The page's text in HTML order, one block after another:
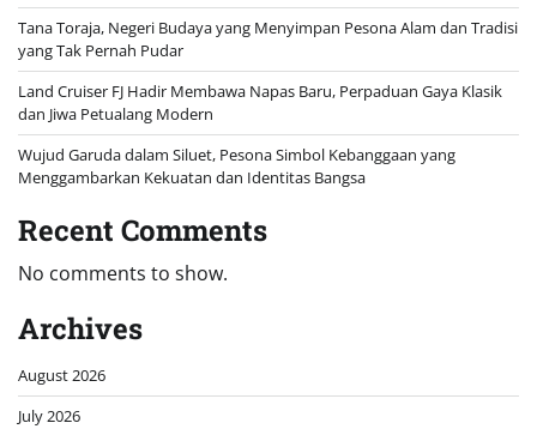
Tana Toraja, Negeri Budaya yang Menyimpan Pesona Alam dan Tradisi
yang Tak Pernah Pudar
Land Cruiser FJ Hadir Membawa Napas Baru, Perpaduan Gaya Klasik
dan Jiwa Petualang Modern
Wujud Garuda dalam Siluet, Pesona Simbol Kebanggaan yang
Menggambarkan Kekuatan dan Identitas Bangsa
Recent Comments
No comments to show.
Archives
August 2026
July 2026